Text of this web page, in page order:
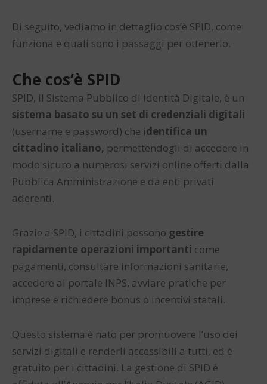
Di seguito, vediamo in dettaglio cos’è SPID, come
funziona e quali sono i passaggi per ottenerlo.
Che cos’è SPID
SPID, il Sistema Pubblico di Identità Digitale, è un
sistema basato su un set di credenziali digitali
(username e password) che identifica un
cittadino italiano, permettendogli di accedere in
modo sicuro a numerosi servizi online offerti dalla
Pubblica Amministrazione e da enti privati
aderenti.
Grazie a SPID, i cittadini possono gestire
rapidamente operazioni importanti come
pagamenti, consultare informazioni sanitarie,
accedere al portale INPS, avviare pratiche per
imprese e richiedere bonus o incentivi statali.
Questo sistema è nato per promuovere l’uso dei
servizi digitali e renderli accessibili a tutti, ed è
gratuito per i cittadini. La gestione di SPID è